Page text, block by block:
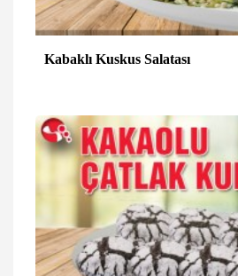
Kabaklı Kuskus Salatası